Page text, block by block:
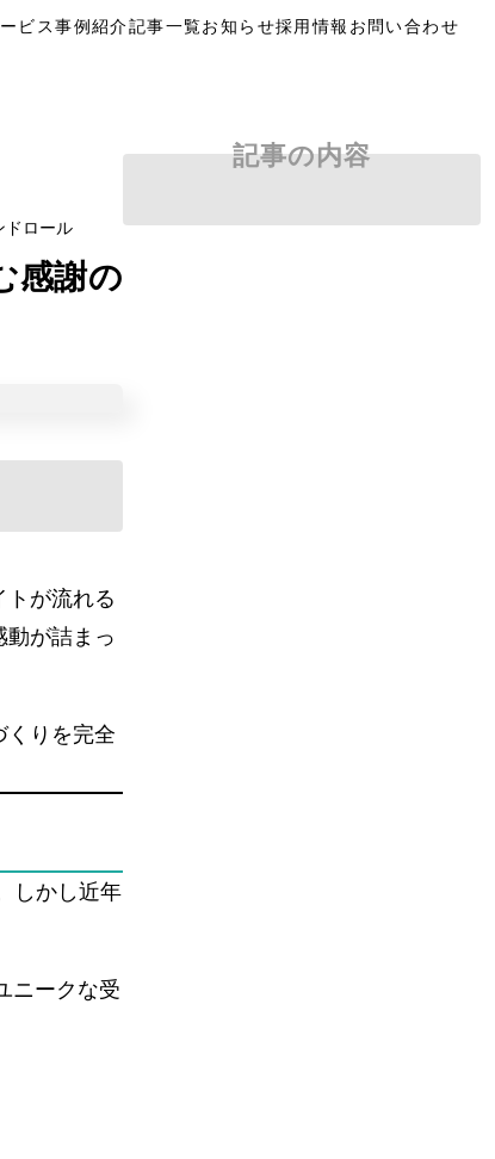
ビス事例紹介記事一覧お知らせ採用情報 お問い合わせ
ドロール
感謝の
が流れる
動が詰まっ
くりを完全
しかし近年
ニークな受
記事の内容